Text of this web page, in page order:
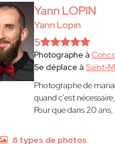
Yann LOPIN
Yann Lopin
5
Photographe à
Se déplace àSaint-
Photographe de
quand c'est
Pour que dans 20
8 types de photos